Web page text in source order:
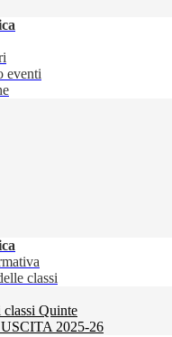
eventi
classi
Quinte
2025-26